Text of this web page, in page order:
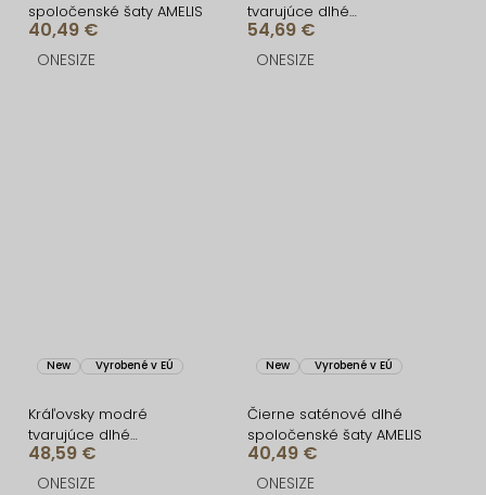
spoločenské šaty AMELIS
40,49 €
ONESIZE
tvarujúce dlhé
spoločenské šaty
FRUESTA
54,69 €
ONESIZE
New Vyrobené v EÚ
Kráľovsky modré
tvarujúce dlhé
spoločenské šaty
BRANFLA
48,59 €
ONESIZE
New Vyrobené v EÚ
Čierne saténové dlhé
spoločenské šaty AMELIS
40,49 €
ONESIZE